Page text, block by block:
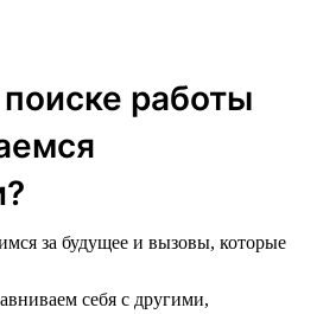
работы
за будущее и вызовы, которые
себя с другими,